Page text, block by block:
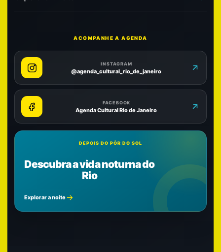
ACOMPANHE A AGENDA
INSTAGRAM
@agenda_cultural_rio_de_janeiro
FACEBOOK
Agenda Cultural Rio de Janeiro
DEPOIS DO PÔR DO SOL
Descubra a vida noturna do
Rio
Explorar a noite